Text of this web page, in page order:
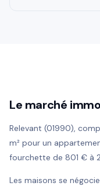
Le marché
Relevant (01990),
m² pour un
fourchette de 801 € à
Les maisons se